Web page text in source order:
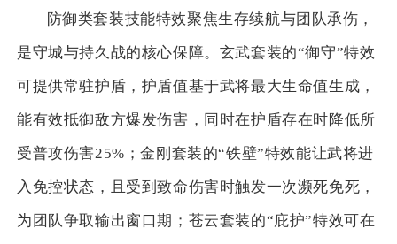
防御类套装技能特效聚焦生存续航与团队承伤，
是守城与持久战的核心保障。玄武套装的“御守”特效
可提供常驻护盾，护盾值基于武将最大生命值生成，
能有效抵御敌方爆发伤害，同时在护盾存在时降低所
受普攻伤害25%；金刚套装的“铁壁”特效能让武将进
入免控状态，且受到致命伤害时触发一次濒死免死，
为团队争取输出窗口期；苍云套装的“庇护”特效可在